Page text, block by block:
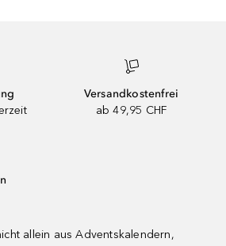
Versandkostenfrei
ab 49,95 CHF
allein aus Adventskalendern,